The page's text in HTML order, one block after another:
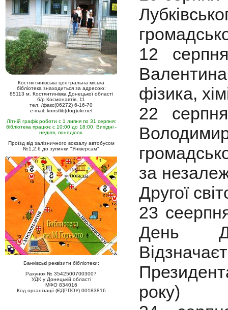
Костянтинівська центральна міська
бібліотека знаходиться за адресою:
85113 м. Костянтинівка Донецької області
б/р Космонавтів, 11
тел. /факс(06272) 6-16-70
e-mail: konstlib(dog)ukr.net
Літній графік роботи с 1 липня по 31 серпня:
бібліотека працює с 10:00 до 18:00. Вихідні -
неділя, понеділок.
Проїзд від залізничного вокзалу автобусом
№1,2,6 до зупинки "Універсам"
Банківські реквізити бібліотеки:
Рахунок № 35425007003007
УДК у Донецькій області
МФО 834016
Код організації (ЄДРПОУ) 00183816
12
фізика,
22
за
Другої
23
День
року)